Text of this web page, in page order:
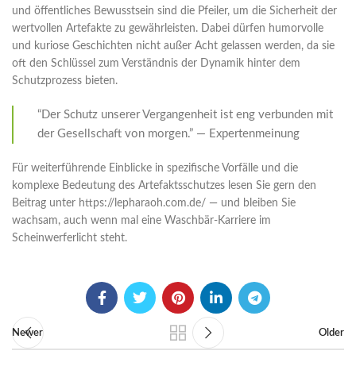
und öffentliches Bewusstsein sind die Pfeiler, um die Sicherheit der
wertvollen Artefakte zu gewährleisten. Dabei dürfen humorvolle
und kuriose Geschichten nicht außer Acht gelassen werden, da sie
oft den Schlüssel zum Verständnis der Dynamik hinter dem
Schutzprozess bieten.
“Der Schutz unserer Vergangenheit ist eng verbunden mit
der Gesellschaft von morgen.” — Expertenmeinung
Für weiterführende Einblicke in spezifische Vorfälle und die
komplexe Bedeutung des Artefaktsschutzes lesen Sie gern den
Beitrag unter https://lepharaoh.com.de/ — und bleiben Sie
wachsam, auch wenn mal eine Waschbär-Karriere im
Scheinwerferlicht steht.
Newer Older